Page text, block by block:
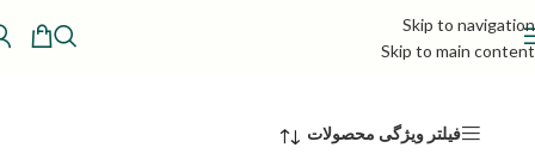
Skip to navigation
Skip to main content
فیلتر ویژگی محصولات